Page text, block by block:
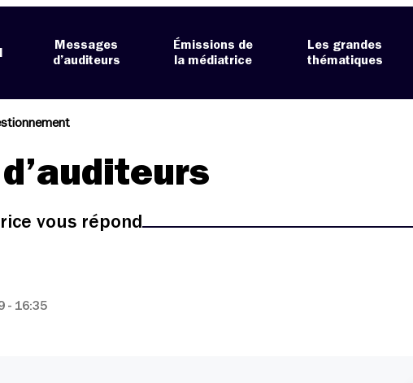
Messages
d’auditeurs
Émissions de
la médiatrice
Les grandes
thématiques
vous répond
- 16:35